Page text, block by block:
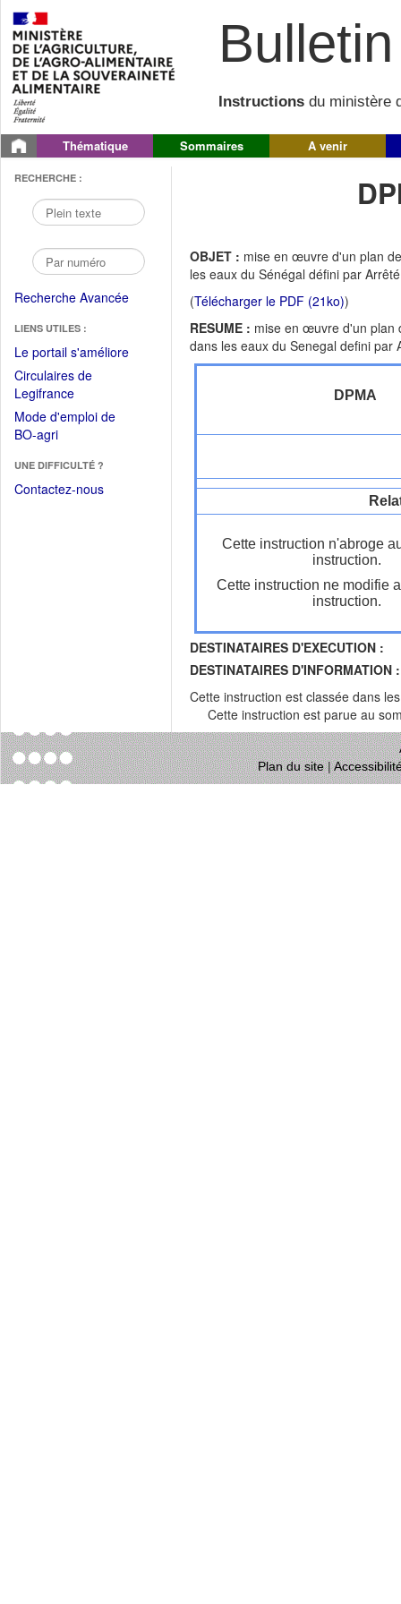
Instructions du ministère
Thématique Sommaires A venir
RECHERCHE :
Recherche Avancée
LIENS UTILES :
Le portail s'améliore(Fichier
Circulaires de
Legifrance(Ouvrir
dans
une
fenêtre)
Mode d'emploi de
BO-agri(Ouvrir
une
nouvelle
UNE DIFFICULTÉ ?
Contactez-nous
OBJET : mise en œuvre d'un plan
les eaux du Sénégal défini par
(Télécharger le PDF (21ko))
RESUME : mise en œuvre d'un plan
dans les eaux du Senegal defini
DPMA
Cette instruction n'abroge
instruction.
Cette instruction ne modifie
instruction.
DESTINATAIRES D'EXECUTION :
DESTINATAIRES D'INFORMATION :
Cette instruction est classée dans
Cette instruction est parue au
Plan du site|